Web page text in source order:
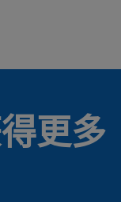
when someone
更多